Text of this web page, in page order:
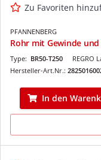
Zu Favoriten
PFANNENBERG
Rohr mit Gewinde
REGRO
Type: BR50-T250
Hersteller-Art.Nr.:
In den